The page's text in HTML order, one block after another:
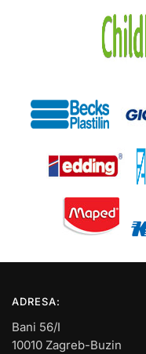
ADRESA:
Bani 56/I
10010 Zagreb-Buzin